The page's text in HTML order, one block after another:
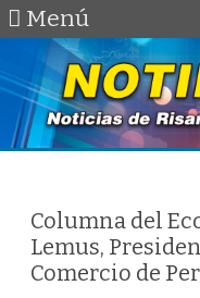
Menú
Columna del
Lemus,
Comercio de